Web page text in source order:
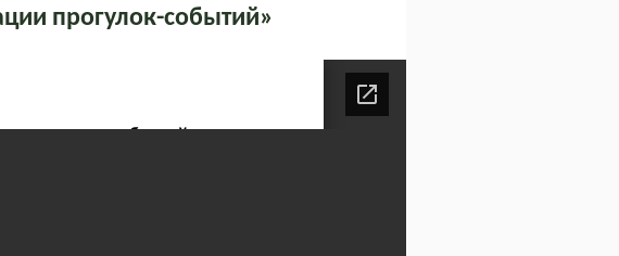
прогулок-событий»